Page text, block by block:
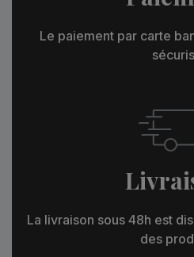
Le paiement par carte
La livraison sous 48h est
des